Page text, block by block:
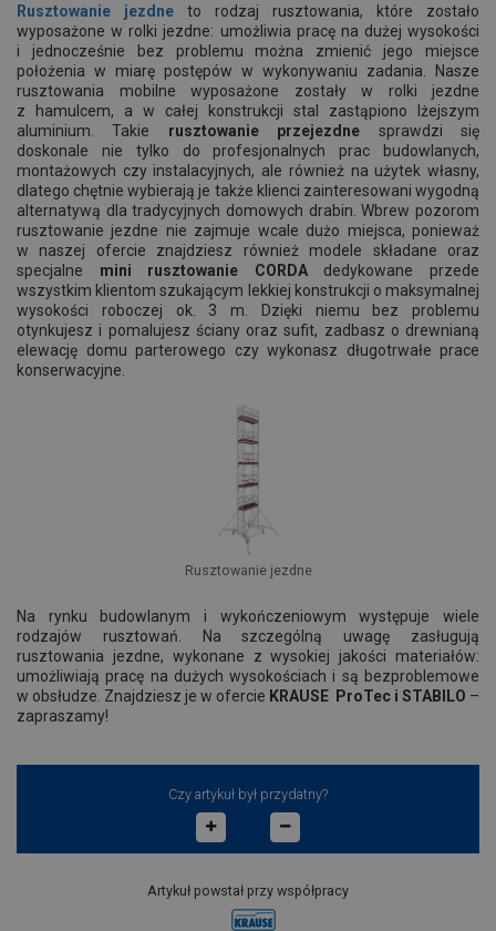
Rusztowanie jezdne to rodzaj rusztowania, które zostało
wyposażone w rolki jezdne: umożliwia pracę na dużej wysokości
i jednocześnie bez problemu można zmienić jego miejsce
położenia w miarę postępów w wykonywaniu zadania. Nasze
rusztowania mobilne wyposażone zostały w rolki jezdne
z hamulcem, a w całej konstrukcji stal zastąpiono lżejszym
aluminium. Takie rusztowanie przejezdne sprawdzi się
doskonale nie tylko do profesjonalnych prac budowlanych,
montażowych czy instalacyjnych, ale również na użytek własny,
dlatego chętnie wybierają je także klienci zainteresowani wygodną
alternatywą dla tradycyjnych domowych drabin. Wbrew pozorom
rusztowanie jezdne nie zajmuje wcale dużo miejsca, ponieważ
w naszej ofercie znajdziesz również modele składane oraz
specjalne mini rusztowanie CORDAdedykowane przede
wszystkim klientom szukającym lekkiej konstrukcji o maksymalnej
wysokości roboczej ok. 3 m. Dzięki niemu bez problemu
otynkujesz i pomalujesz ściany oraz sufit, zadbasz o drewnianą
elewację domu parterowego czy wykonasz długotrwałe prace
konserwacyjne.
Rusztowanie jezdne
Na rynku budowlanym i wykończeniowym występuje wiele
rodzajów rusztowań. Na szczególną uwagę zasługują
rusztowania jezdne, wykonane z wysokiej jakości materiałów:
umożliwiają pracę na dużych wysokościach i są bezproblemowe
w obsłudze. Znajdziesz je w ofercie KRAUSE ProTec i STABILO –
zapraszamy!
Czy artykuł był przydatny?
Artykuł powstał przy współpracy